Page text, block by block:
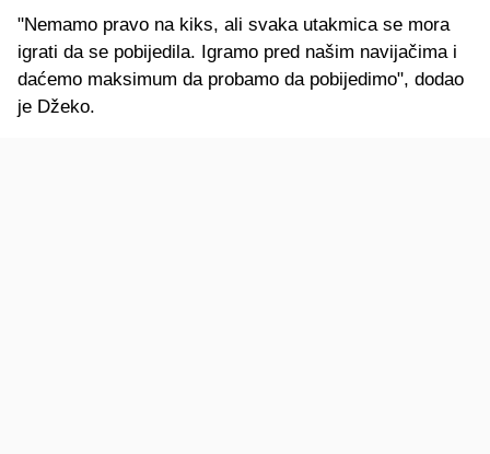
"Nemamo pravo na kiks, ali svaka utakmica se mora
igrati da se pobijedila. Igramo pred našim navijačima i
daćemo maksimum da probamo da pobijedimo", dodao
je Džeko.